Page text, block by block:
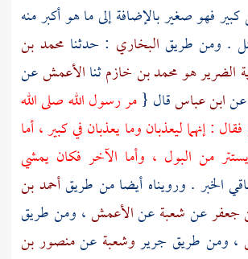
فهو صغير بالإضافة إلى ما هو أكبر منه
. ومن طريق البخاري : حدثنا محمد بن
الضرير هو محمد بن خازمثناالأعمشعن
عنابن عباسقال {مر رسول الله صلى الله
: إنهما ليعذبان وما يعذبان في كبير ، أما
من البول ، وأما الآخر فكان يمشي
الخبر . ورويناه أيضا من طريقأحمد بن
جعفرعنشعبةعنالأعمش، ومن طريق
، ومن طريق جريروشعبة عنمنصور بن